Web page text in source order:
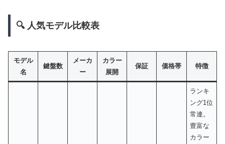
🔍 人気モデル比較表
モデル
名
鍵盤数
メーカ
ー
カラー
展開
保証 価格帯 特徴
ランキ
ング1位
常連。
豊富な
カラー